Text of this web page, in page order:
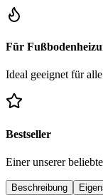
Für
Ideal geeignet für
Bestseller
Einer unserer
Beschreibung